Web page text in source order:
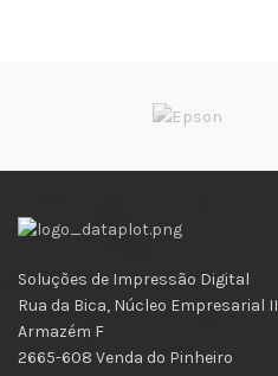
Soluções de Impressão Digital
Rua da Bica, Núcleo Empresarial II
Armazém F
2665-608 Venda do Pinheiro